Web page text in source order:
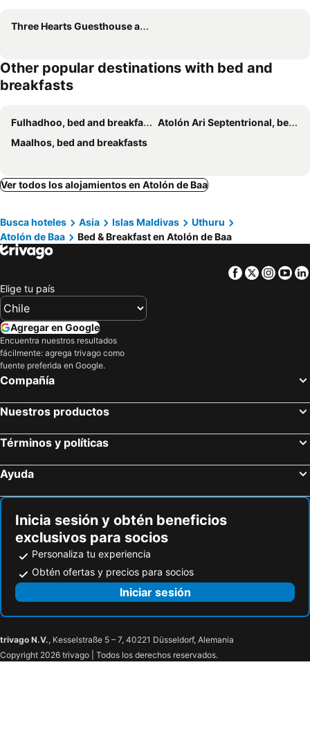
Three Hearts Guesthouse and Villas
Other popular destinations with bed and
breakfasts
Fulhadhoo, bed and breakfasts
Atolón Ari Septentrional, bed and breakfasts
Maalhos, bed and breakfasts
Ver todos los alojamientos en Atolón de Baa
Busca hoteles Asia Islas Maldivas
Uthuru
Atolón de Baa
Bed & Breakfast en Atolón de Baa
Facebook
Twitter
Elige tu país
Agregar en Google
Encuentra nuestros resultados
fácilmente: agrega trivago como
fuente preferida en Google.
Compañía
Nuestros productos
Términos y políticas
Ayuda
Inicia sesión y obtén beneficios
exclusivos para socios
Personaliza tu experiencia
Obtén ofertas y precios para socios
Iniciar sesión
trivago N.V., Kesselstraße 5 – 7, 40221 Düsseldorf, Alemania
Copyright 2026 trivago | Todos los derechos reservados.